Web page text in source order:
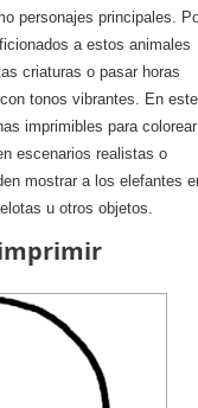
personajes principales.
a estos animales
criaturas o pasar horas
tonos vibrantes. En este
imprimibles para colorear
escenarios realistas o
mostrar a los elefantes
u otros objetos.